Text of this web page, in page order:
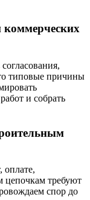
типовые причины
и собрать
оплате,
цепочкам требуют
спор до